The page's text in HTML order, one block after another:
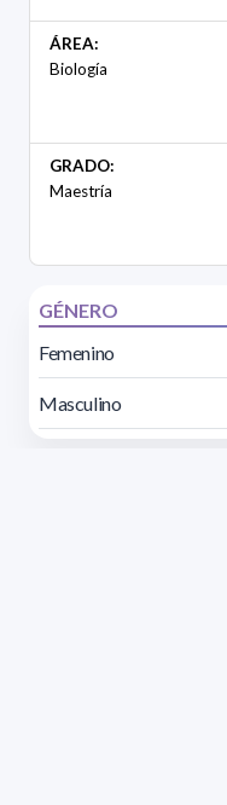
ÁREA:
Biología
GRADO:
Maestría
GÉNERO
Femenino
Masculino